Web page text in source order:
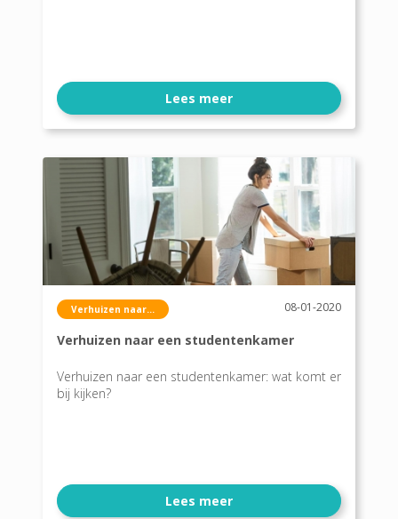
Lees meer
Verhuizen naar... 08-01-2020
Verhuizen naar een studentenkamer
Verhuizen naar een studentenkamer: wat komt er
bij kijken?
Lees meer